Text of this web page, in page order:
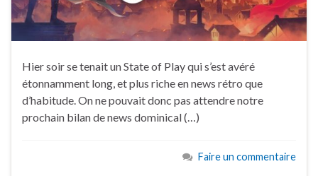
Hier soir se tenait un State of Play qui s’est avéré
étonnamment long, et plus riche en news rétro que
d’habitude. On ne pouvait donc pas attendre notre
prochain bilan de news dominical (…)
Faire un commentaire